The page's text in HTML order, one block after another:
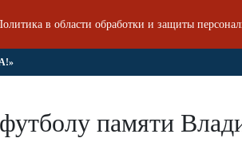
в области обработки и защиты
памяти